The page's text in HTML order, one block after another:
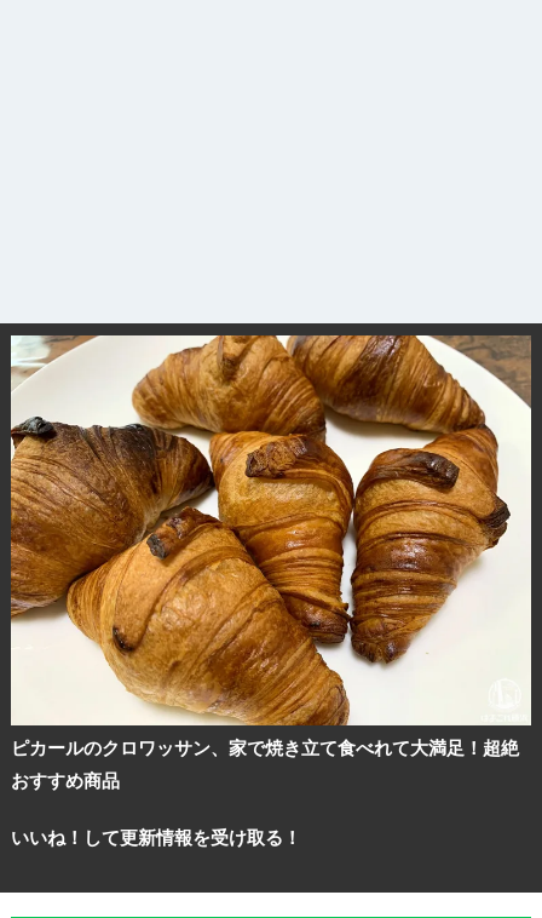
ピカールのクロワッサン、家で焼き立て食べれて大満足！超絶
おすすめ商品
いいね！して更新情報を受け取る！